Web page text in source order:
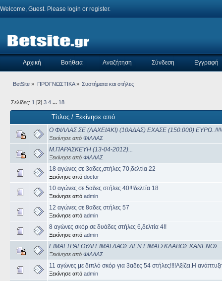
Welcome, Guest. Please login or register.
Αρχική Βοήθεια Αναζήτηση Σύνδεση Εγγραφή
BetSite » ΠΡΟΓΝΩΣΤΙΚΑ» Συστήματα και στήλες
Σελίδες: 1 [2]3 4 ... 18
Τίτλος /Ξεκίνησε από
Ο ΦΙΛΛΑΣ ΣΕ (ΛΑΧΕΙΑΚΙ) (10ΑΔΑΣ) ΕΧΑΣΕ (150.000)
Ξεκίνησε από ΦΙΛΛΑΣ
Μ.ΠΑΡΑΣΚΕΥΗ (13-04-2012)...
Ξεκίνησε από ΦΙΛΛΑΣ
18 αγώνες σε 3αδες,στήλες 70,δελτία 22
Ξεκίνησε από doctor
10 αγώνες σε 5αδες στήλες 40!!!δελτία 18
Ξεκίνησε από admin
12 αγώνες σε 8αδες στήλες 57
Ξεκίνησε από admin
8 αγώνες σκόρ σε δυάδες στήλες 6,δελτία 4!!
Ξεκίνησε από admin
ΕΙΜΑΙ ΤΡΑΓΟΥΔΙ ΕΙΜΑΙ ΛΑΟΣ ΔΕΝ ΕΙΜΑΙ ΣΚΛΑΒΟΣ
Ξεκίνησε από ΦΙΛΛΑΣ
11 αγώνες με διπλό σκόρ για 3αδες 54 στήλες!!!!Αξίζει.Η
Ξεκίνησε από admin